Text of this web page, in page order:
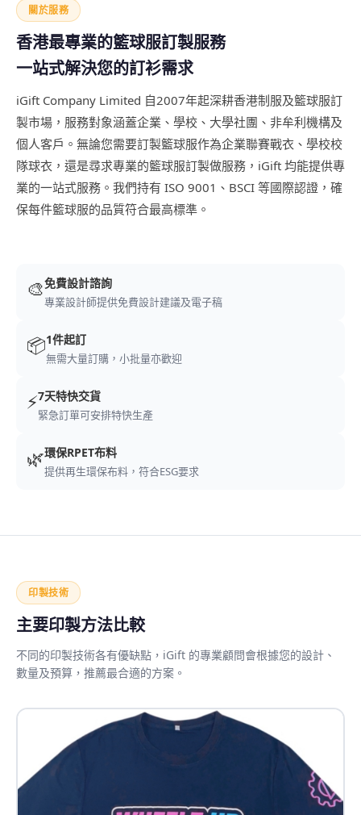
關於服務
香港最專業的籃球服訂製服務
一站式解決您的訂衫需求
iGift Company Limited 自2007年起深耕香港制服及籃球服訂
製市場，服務對象涵蓋企業、學校、大學社團、非牟利機構及
個人客戶。無論您需要訂製籃球服作為企業聯賽戰衣、學校校
隊球衣，還是尋求專業的籃球服訂製做服務，iGift 均能提供專
業的一站式服務。我們持有 ISO 9001、BSCI 等國際認證，確
保每件籃球服的品質符合最高標準。
🎨免費設計諮詢
專業設計師提供免費設計建議及電子稿
📦1件起訂
無需大量訂購，小批量亦歡迎
⚡7天特快交貨
緊急訂單可安排特快生產
🌿環保RPET布料
提供再生環保布料，符合ESG要求
印製技術
主要印製方法比較
不同的印製技術各有優缺點，iGift 的專業顧問會根據您的設計、
數量及預算，推薦最合適的方案。